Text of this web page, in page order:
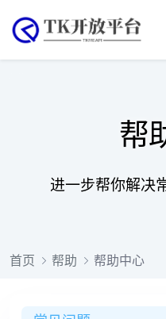
帮
进一步帮你解决
首页 帮助 帮助中心